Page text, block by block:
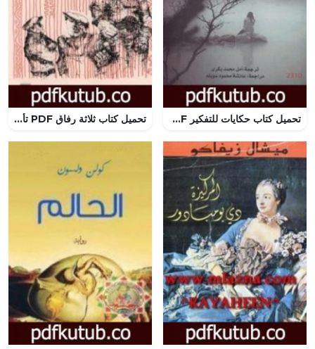
تحميل كتاب حكايات للتفكير PDF تأليف خورخي بوكاي مجانا [كامل] تحميل كتاب ثلاثة رفاق PDF تأليف إريش ماريا ريمارك مجانا [كامل]